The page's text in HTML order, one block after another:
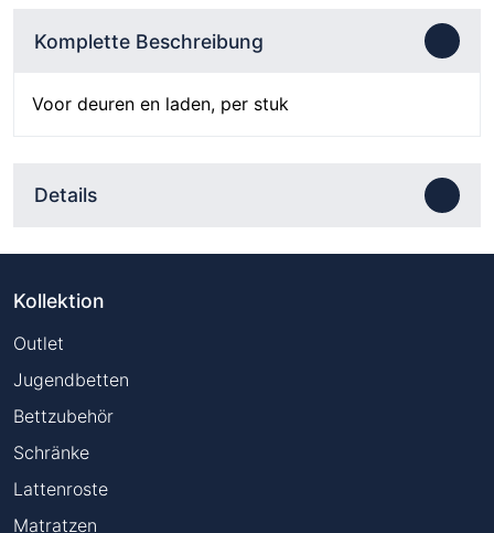
Menge
Komplette Beschreibung
Voor deuren en laden, per stuk
Details
Kollektion
Outlet
Jugendbetten
Bettzubehör
Schränke
Lattenroste
Matratzen